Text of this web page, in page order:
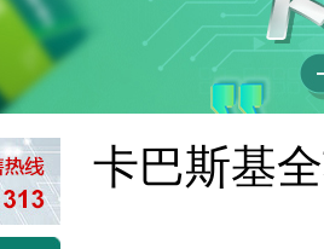
卡巴斯基